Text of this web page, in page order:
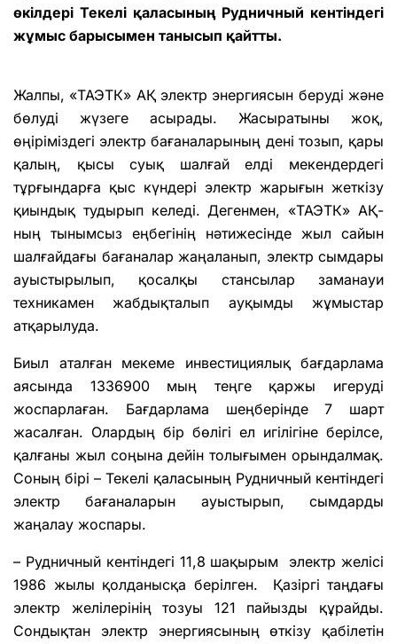
өкілдері Текелі қаласының Рудничный кентіндегі
жұмыс барысымен танысып қайтты.
Жалпы, «ТАЭТК» АҚ электр энергиясын беруді және
бөлуді жүзеге асырады. Жасыратыны жоқ,
өңіріміздегі электр бағаналарының дені тозып, қары
қалың, қысы суық шалғай елді мекендердегі
тұрғындарға қыс күндері электр жарығын жеткізу
қиындық тудырып келеді. Дегенмен, «ТАЭТК» АҚ-
ның тынымсыз еңбегінің нәтижесінде жыл сайын
шалғайдағы бағаналар жаңаланып, электр сымдары
ауыстырылып, қосалқы стансылар заманауи
техникамен жабдықталып ауқымды жұмыстар
атқарылуда.
Биыл аталған мекеме инвестициялық бағдарлама
аясында 1336900 мың теңге қаржы игеруді
жоспарлаған. Бағдарлама шеңберінде 7 шарт
жасалған. Олардың бір бөлігі ел игілігіне берілсе,
қалғаны жыл соңына дейін толығымен орындалмақ.
Соның бірі – Текелі қаласының Рудничный кентіндегі
электр бағаналарын ауыстырып, сымдарды
жаңалау жоспары.
– Рудничный кентіндегі 11,8 шақырым электр желісі
1986 жылы қолданысқа берілген. Қазіргі таңдағы
электр желілерінің тозуы 121 пайызды құрайды.
Сондықтан электр энергиясының өткізу қабілетін